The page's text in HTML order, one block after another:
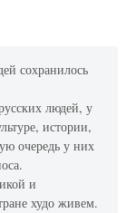
сохранилось
людей, у
истории,
очередь у них
и
худо живем.